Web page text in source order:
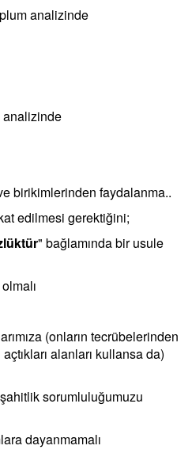
analizinde
analizinde
birikimlerinden faydalanma..
edilmesi gerektiğini;
" bağlamında bir usule
(onların tecrübelerinden
alanları kullansa da)
sorumluluğumuzu
dayanmamalı